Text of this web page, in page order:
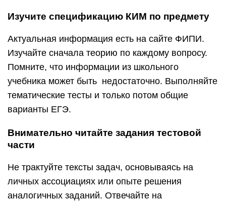
Изучите спецификацию КИМ по предмету
Актуальная информация есть на сайте ФИПИ.
Изучайте сначала теорию по каждому вопросу.
Помните, что информации из школьного
учебника может быть недостаточно. Выполняйте
тематические тесты и только потом общие
варианты ЕГЭ.
Внимательно читайте задания тестовой
части
Не трактуйте тексты задач, основываясь на
личных ассоциациях или опыте решения
аналогичных заданий. Отвечайте на